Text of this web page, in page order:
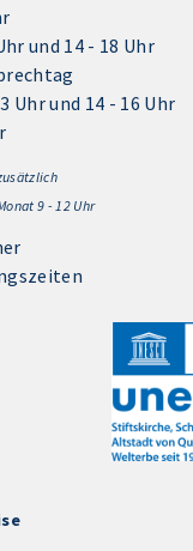
und 14 - 18 Uhr
Uhr und 14 - 16 Uhr
9 - 12 Uhr